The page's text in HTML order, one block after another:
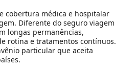
cobertura médica e hospitalar
Diferente do seguro viagem
longas permanências,
rotina e tratamentos contínuos.
particular que aceita